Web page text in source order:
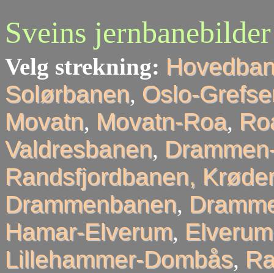
Sveins jernbanebilder
Velg strekning:
Solørbanen, Oslo-
Movatn, Movatn-Roa,
Valdresbanen,
Randsfjordbanen,
Drammenbanen,
Hamar-Elverum,
Lillehammer-Dombås,